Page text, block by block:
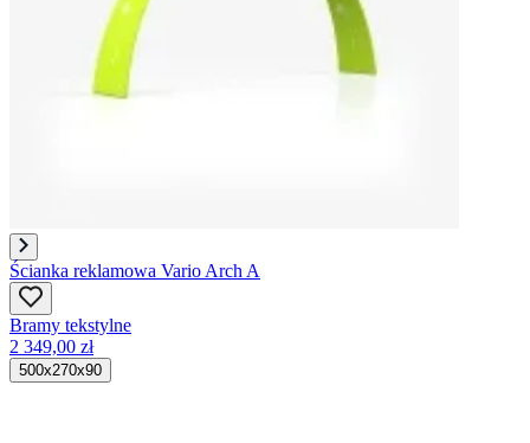
Ścianka reklamowa Vario Arch A
Bramy tekstylne
2 349,00 zł
500x270x90